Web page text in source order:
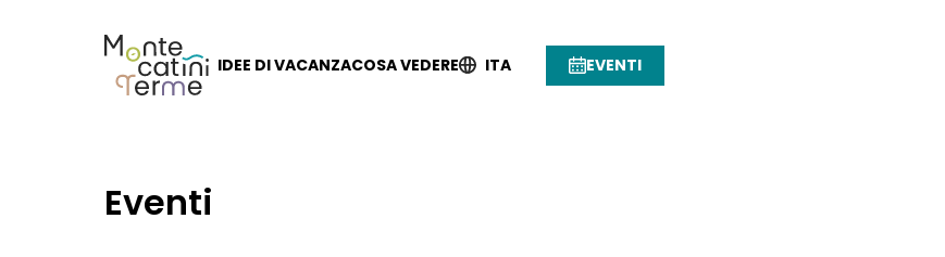
IDEE DI VACANZACOSA VEDERE ITA EVENTI
Eventi